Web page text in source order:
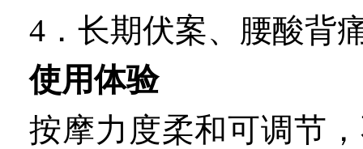
4．长期伏案、腰酸背
使用体验
按摩力度柔和可调节